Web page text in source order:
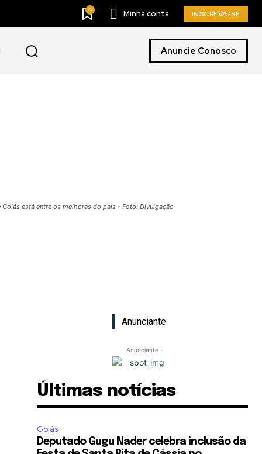
0 Minha conta INSCREVA-SE
Anuncie Conosco
está entre os melhores do país - Foto: Divulgação
Anunciante
- Anunciante -
Últimas notícias
Goiás
Deputado Gugu Nader celebra inclusão da